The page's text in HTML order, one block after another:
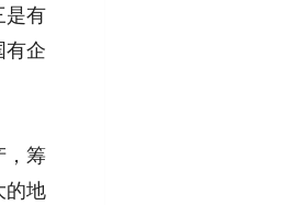
是有
有企
，筹
的地